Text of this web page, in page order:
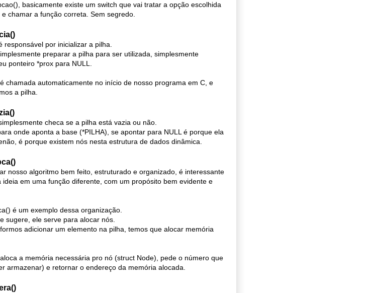
basicamente existe um switch que vai tratar a opção escolhida
chamar a função correta. Sem segredo.
responsável por inicializar a pilha.
preparar a pilha para ser utilizada, simplesmente
ponteiro *prox para NULL.
chamada automaticamente no início de nosso programa em C, e
a pilha.
checa se a pilha está vazia ou não.
onde aponta a base (*PILHA), se apontar para NULL é porque ela
é porque existem nós nesta estrutura de dados dinâmica.
nosso algoritmo bem feito, estruturado e organizado, é interessante
ideia em uma função diferente, com um propósito bem evidente e
é um exemplo dessa organização.
sugere, ele serve para alocar nós.
adicionar um elemento na pilha, temos que alocar memória
a memória necessária pro nó (struct Node), pede o número que
armazenar) e retornar o endereço da memória alocada.